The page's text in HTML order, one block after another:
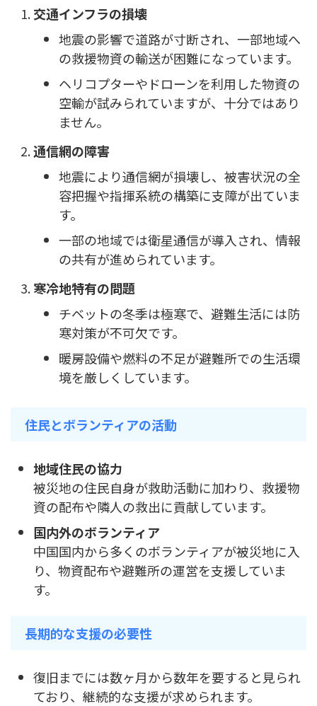
交通インフラの損壊
地震の影響で道路が寸断され、一部地域へ
の救援物資の輸送が困難になっています。
ヘリコプターやドローンを利用した物資の
空輸が試みられていますが、十分ではあり
ません。
通信網の障害
地震により通信網が損壊し、被害状況の全
容把握や指揮系統の構築に支障が出ていま
す。
一部の地域では衛星通信が導入され、情報
の共有が進められています。
寒冷地特有の問題
チベットの冬季は極寒で、避難生活には防
寒対策が不可欠です。
暖房設備や燃料の不足が避難所での生活環
境を厳しくしています。
住民とボランティアの活動
地域住民の協力
被災地の住民自身が救助活動に加わり、救援物
資の配布や隣人の救出に貢献しています。
国内外のボランティア
中国国内から多くのボランティアが被災地に入
り、物資配布や避難所の運営を支援していま
す。
長期的な支援の必要性
復旧までには数ヶ月から数年を要すると見られ
ており、継続的な支援が求められます。